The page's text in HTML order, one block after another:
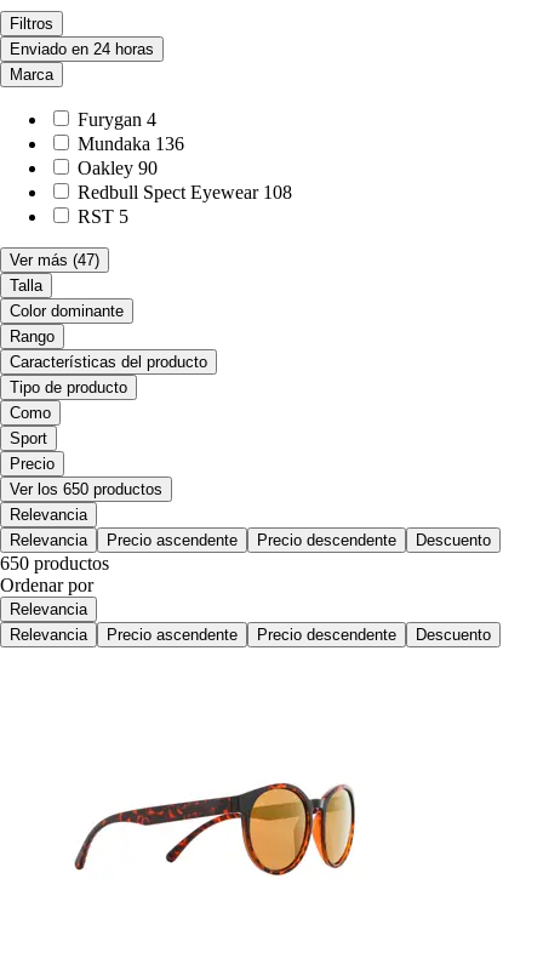
Filtros
Enviado en 24 horas
Marca
Furygan 4
Mundaka 136
Oakley 90
Redbull Spect Eyewear 108
RST 5
Ver más (47)
Talla
Color dominante
Rango
Características del producto
Tipo de producto
Como
Sport
Precio
Ver los 650 productos
Relevancia
Relevancia
Precio ascendente Precio descendente Descuento
650 productos
Ordenar por
Relevancia
Relevancia
Precio ascendente Precio descendente Descuento